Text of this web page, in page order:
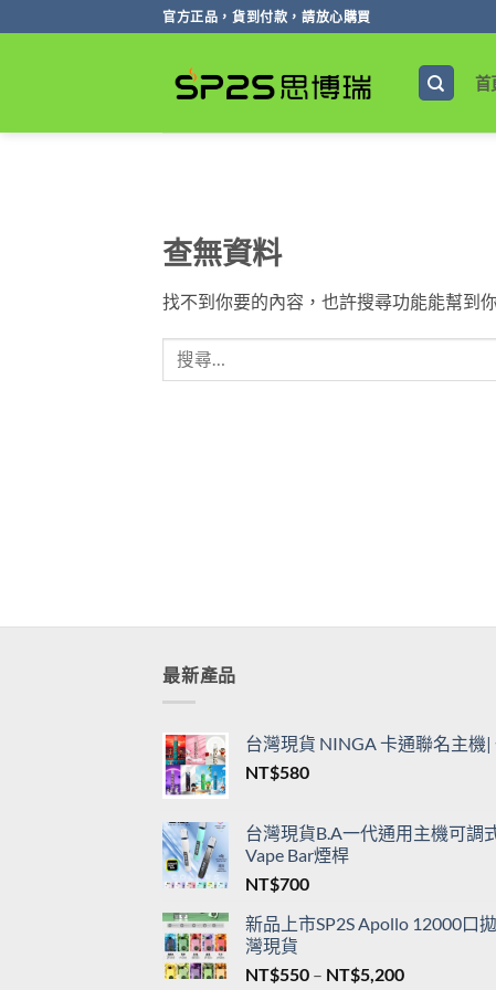
轉
官方正品，貨到付款，請放心購買
首
查無資料
找不到你要的內容，也許搜尋功能能幫到
最新產品
台灣現貨 NINGA 卡通聯名主機
NT$580
台灣現貨B.A一代通用主機可調
Vape Bar煙桿
NT$700
新品上市SP2S Apollo 12000口
灣現貨
NT$550 – NT$5,200價